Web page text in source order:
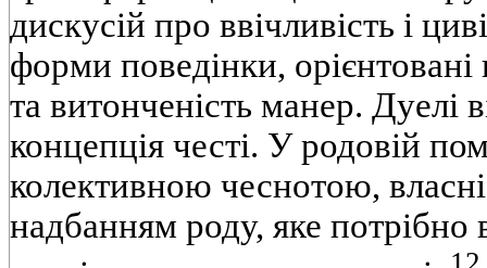
дискусій про ввічливість і
форми поведінки,
та витонченість манер. Дуелі
концепція честі. У родовій
колективною чеснотою,
надбанням роду, яке потрібно